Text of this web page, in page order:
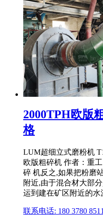
2000TPH欧版
格
LUM超细立式磨粉机
欧版粗碎机 作者：重
碎 机反之,如果把粉磨
附近,由于混合材大部
运到建在矿区附近的水
联系电话: 180 3780 8511